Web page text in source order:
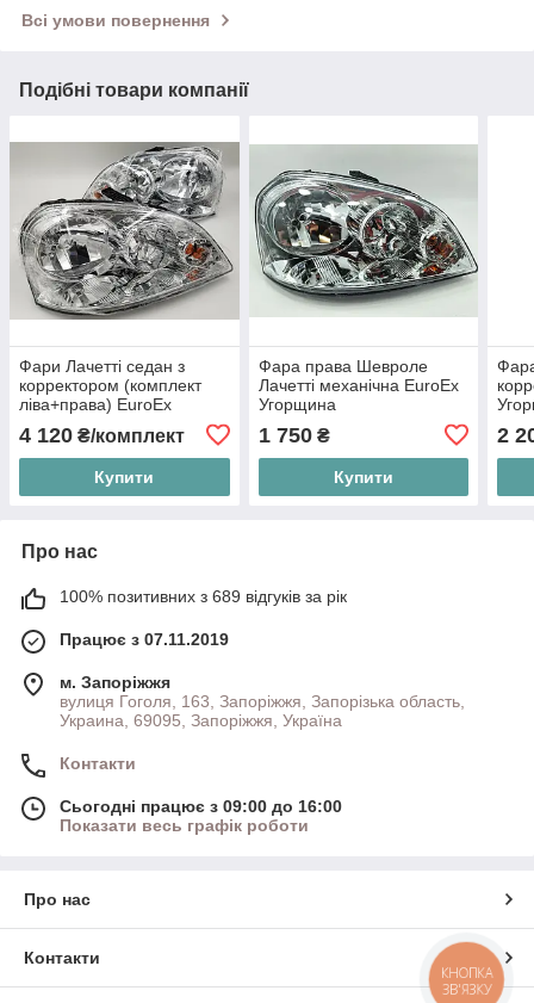
Всі умови повернення
Подібні товари компанії
Фари Лачетті седан з
корректором (комплект
ліва+права) EuroEx
4 120 ₴/комплект
Купити
Фара права Шевроле
Лачетті механічна EuroEx
Угорщина
1 750₴
Купити
2
Про нас
100% позитивних з 689 відгуків за рік
Працює з 07.11.2019
м. Запоріжжя
вулиця Гоголя, 163, Запоріжжя, Запорізька область,
Украина, 69095, Запоріжжя, Україна
Контакти
Сьогодні працює з 09:00 до 16:00
Показати весь графік роботи
Про нас
Контакти
КНОПКА
ЗВ'ЯЗКУ